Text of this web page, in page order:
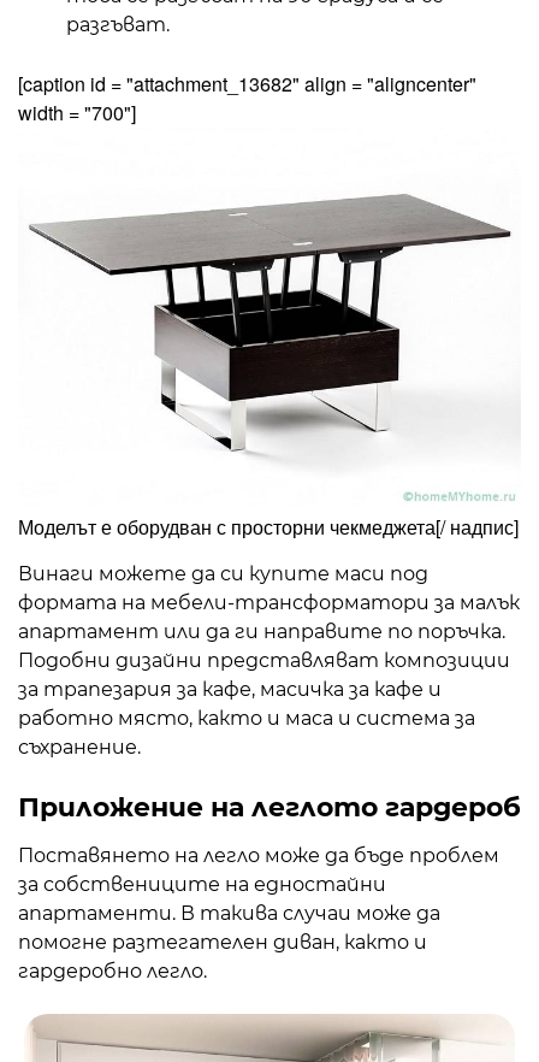
разгъват.
[caption id = "attachment_13682" align = "aligncenter"
width = "700"]
Моделът е оборудван с просторни чекмеджета[/ надпис]
Винаги можете да си купите маси под
формата на мебели-трансформатори за малък
апартамент или да ги направите по поръчка.
Подобни дизайни представляват композиции
за трапезария за кафе, масичка за кафе и
работно място, както и маса и система за
съхранение.
Приложение на леглото гардероб
Поставянето на легло може да бъде проблем
за собствениците на едностайни
апартаменти. В такива случаи може да
помогне разтегателен диван, както и
гардеробно легло.